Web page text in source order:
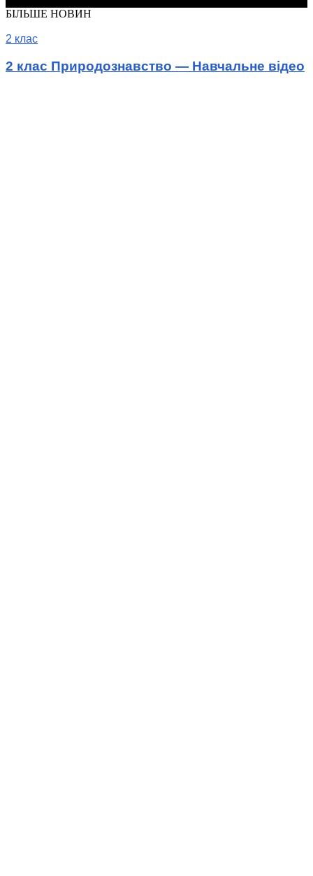
БІЛЬШЕ НОВИН
2 клас
2 клас Природознавство — Навчальне відео